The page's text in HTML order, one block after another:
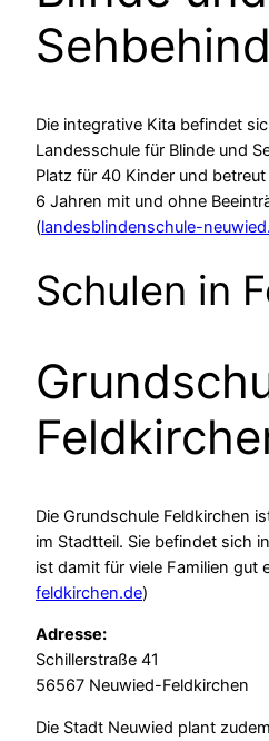
Die integrative Kita befindet
Landesschule für Blinde und
Platz für 40 Kinder und
6 Jahren mit und ohne
(landesblindenschule-
Schulen in
Die Grundschule Feldkirchen
im Stadtteil. Sie befindet sich
ist damit für viele Familien gut
feldkirchen.de)
Adresse:
Schillerstraße 41
56567 Neuwied-Feldkirchen
Die Stadt Neuwied plant